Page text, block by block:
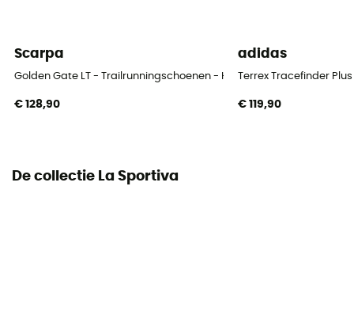
Drop
6 mm
Label
Scarpa
Golden Gate LT - Trailrunningschoenen - Heren
€ 128,90
adidas
Terrex Tracefinder
€ 119,90
De collectie La Sportiva